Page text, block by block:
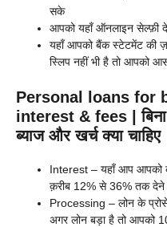
सके
आपको यहाँ ऑनलाइन सेल्फ़ी
यहाँ आपको बैंक स्टेटमेंट की
स्लिप नहीं भी है तो आपको
Personal loans for
interest & fees | बिना
ब्याज और खर्च क्या चाहिए
Interest – यहाँ आप आपको
क़रीब 12% से 36% तक देने
Processing – लोन के
अगर लोन बड़ा है तो आपको